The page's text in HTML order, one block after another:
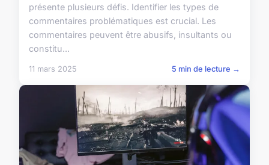
présente plusieurs défis. Identifier les types de
commentaires problématiques est crucial. Les
commentaires peuvent être abusifs, insultants ou
constitu...
11 mars 2025 5 min de lecture →